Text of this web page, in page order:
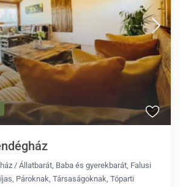
/Állatbarát, Baba és gyerekbarát, Falusi
, Pároknak,Társaságoknak,Tóparti